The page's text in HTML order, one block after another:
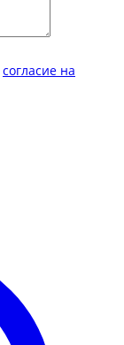
согласие на